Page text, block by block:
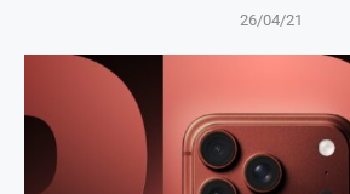
26/04/21